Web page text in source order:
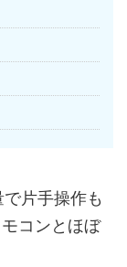
片手操作も
コンとほぼ